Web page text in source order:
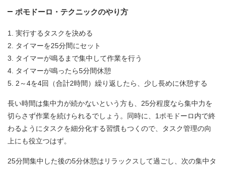
ポモドーロ・テクニックのやり方
1. 実行するタスクを決める
2. タイマーを25分間にセット
3. タイマーが鳴るまで集中して作業を行う
4. タイマーが鳴ったら5分間休憩
5. 2～4を4回（合計2時間）繰り返したら、少し長めに休憩する
長い時間は集中力が続かないという方も、25分程度なら集中力を
切らさず作業を続けられるでしょう。同時に、1ポモドーロ内で終
わるようにタスクを細分化する習慣もつくので、タスク管理の向
上にも役立つはず。
25分間集中した後の5分休憩はリラックスして過ごし、次の集中タ